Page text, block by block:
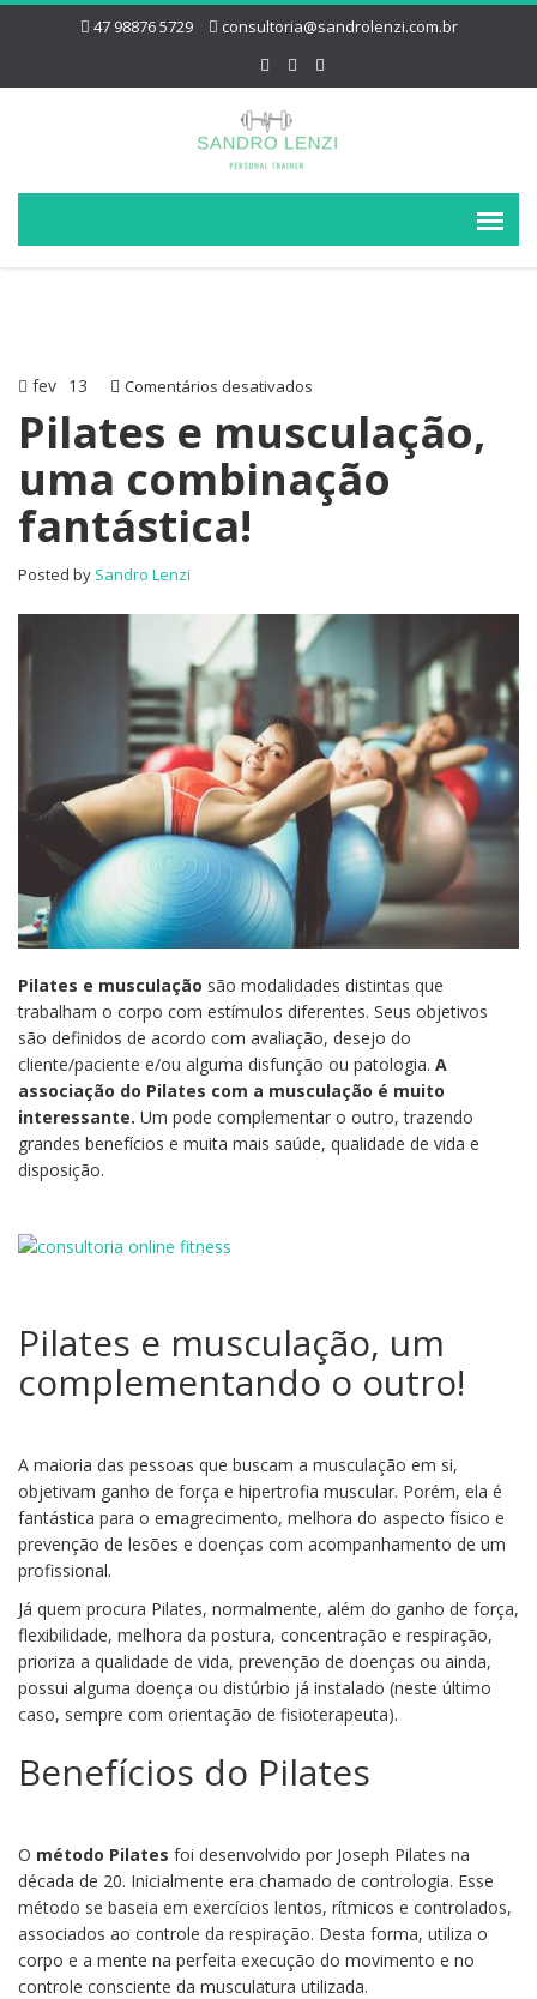
47 98876 5729 consultoria@sandrolenzi.com.br
fev 13 Comentários desativados
e
musculação,
uma
combinação
Pilates e musculação,
uma combinação
fantástica!
Posted by Sandro Lenzi
Pilates e musculação são modalidades distintas que
trabalham o corpo com estímulos diferentes. Seus objetivos
são definidos de acordo com avaliação, desejo do
cliente/paciente e/ou alguma disfunção ou patologia. A
associação do Pilates com a musculação é muito
interessante. Um pode complementar o outro, trazendo
grandes benefícios e muita mais saúde, qualidade de vida e
disposição.
Pilates e musculação, um
complementando o outro!
A maioria das pessoas que buscam a musculação em si,
objetivam ganho de força e hipertrofia muscular. Porém, ela é
fantástica para o emagrecimento, melhora do aspecto físico e
prevenção de lesões e doenças com acompanhamento de um
profissional.
Já quem procura Pilates, normalmente, além do ganho de força,
flexibilidade, melhora da postura, concentração e respiração,
prioriza a qualidade de vida, prevenção de doenças ou ainda,
possui alguma doença ou distúrbio já instalado (neste último
caso, sempre com orientação de fisioterapeuta).
Benefícios do Pilates
O método Pilates foi desenvolvido por Joseph Pilates na
década de 20. Inicialmente era chamado de contrologia. Esse
método se baseia em exercícios lentos, rítmicos e controlados,
associados ao controle da respiração. Desta forma, utiliza o
corpo e a mente na perfeita execução do movimento e no
controle consciente da musculatura utilizada.